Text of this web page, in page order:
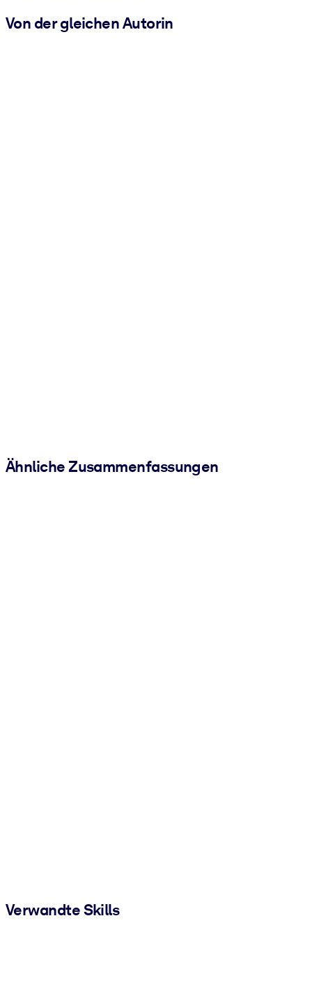
Von der gleichen Autorin
Ähnliche Zusammenfassungen
Verwandte Skills